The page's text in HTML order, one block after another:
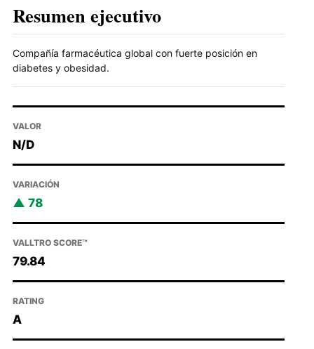
Resumen ejecutivo
Compañía farmacéutica global con fuerte posición en
diabetes y obesidad.
VALOR
N/D
VARIACIÓN
78
VALLTRO SCORE™
79.84
RATING
A